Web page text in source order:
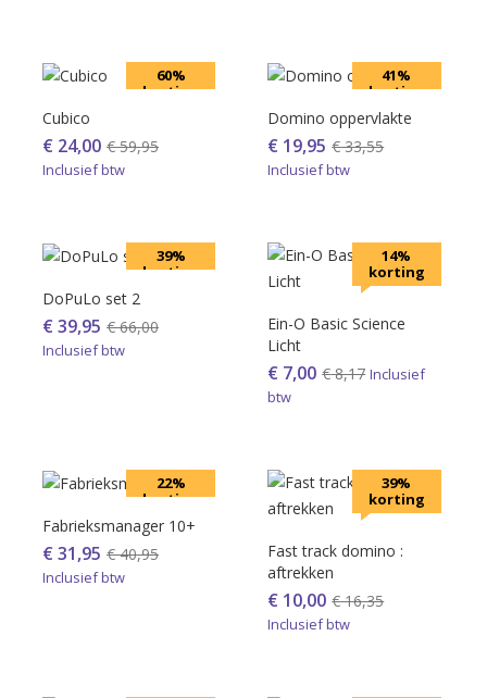
60%
korting
Cubico
€ 24,00 €59,95
Inclusief btw
41%
korting
Domino oppervlakte
€ 19,95 €33,55
Inclusief btw
39%
korting
DoPuLo set 2
€ 39,95 €66,00
Inclusief btw
14%
korting
Ein-O Basic Science
Licht
€ 7,00 €8,17 Inclusief
btw
22%
korting
Fabrieksmanager 10+
€ 31,95 €40,95
Inclusief btw
39%
korting
Fast track domino :
aftrekken
€ 10,00 €16,35
Inclusief btw